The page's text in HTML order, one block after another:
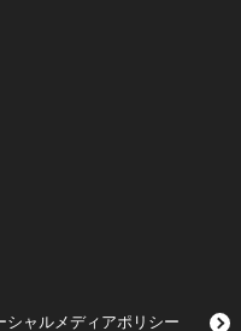
シャルメディアポリシー